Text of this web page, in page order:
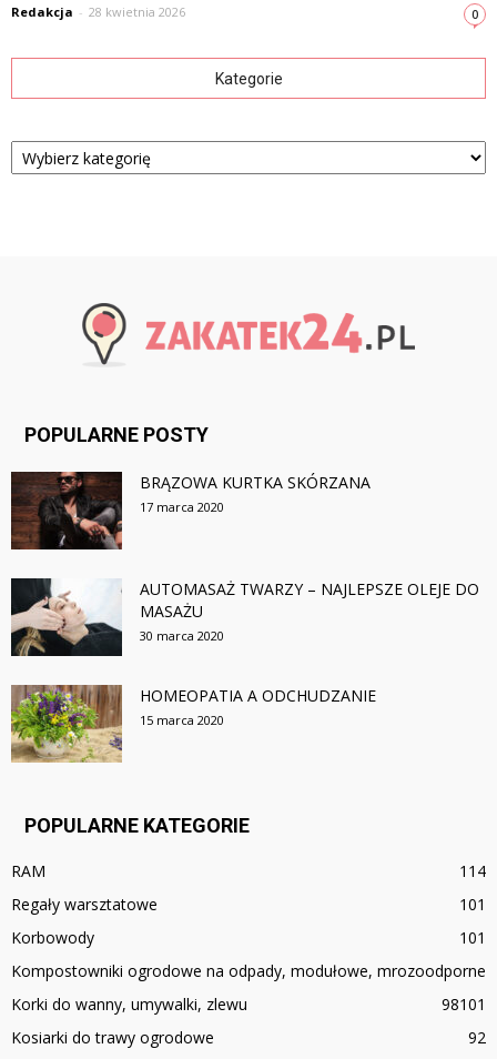
Redakcja - 28 kwietnia 2026 0
Kategorie
Kategorie
POPULARNE POSTY
BRĄZOWA KURTKA SKÓRZANA
17 marca 2020
AUTOMASAŻ TWARZY – NAJLEPSZE OLEJE DO
MASAŻU
30 marca 2020
HOMEOPATIA A ODCHUDZANIE
15 marca 2020
POPULARNE KATEGORIE
RAM
114
Regały warsztatowe
101
Korbowody
101
Kompostowniki ogrodowe na odpady, modułowe, mrozoodporne
101
Korki do wanny, umywalki, zlewu
98
Kosiarki do trawy ogrodowe
92